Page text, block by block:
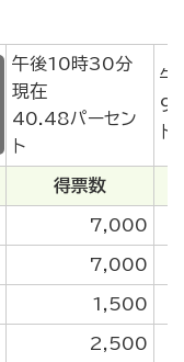
午後10時30分
現在
40.48パーセン
ト
午
ト
得票数
7,000
7,000
1,500
2,500